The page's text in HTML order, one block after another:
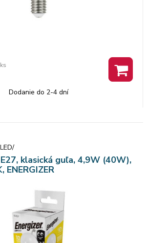
Dodanie do 2-4 dní
klasická guľa, 4,9W (40W),